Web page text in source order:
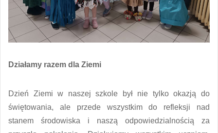
Działamy razem dla Ziemi
Dzień Ziemi w naszej szkole był nie tylko okazją do
świętowania, ale przede wszystkim do refleksji nad
stanem środowiska i naszą odpowiedzialnością za